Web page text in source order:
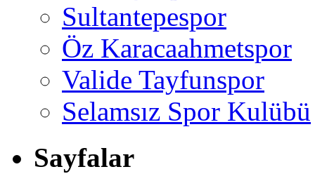
Sultantepespor
Öz Karacaahmetspor
Valide Tayfunspor
Selamsız Spor Kulübü
Sayfalar